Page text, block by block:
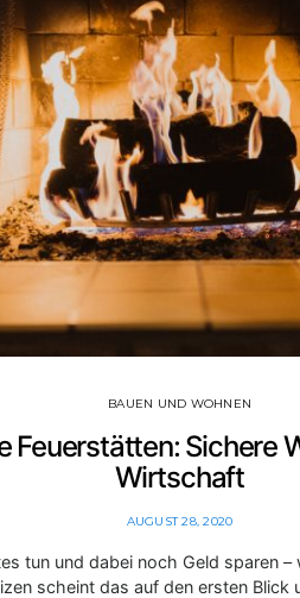
BAUEN UND WOHNEN
Feuerstätten: Sichere
Wirtschaft
AUGUST 28, 2020
tun und dabei noch Geld sparen
scheint das auf den ersten Blick